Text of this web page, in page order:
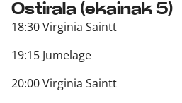
Ostirala (ekainak 5)
18:30 Virginia Saintt
19:15 Jumelage
20:00 Virginia Saintt